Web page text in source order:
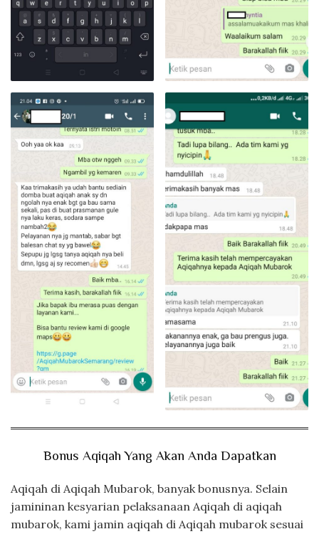
Bonus Aqiqah Yang Akan Anda Dapatkan
Aqiqah di Aqiqah Mubarok, banyak bonusnya. Selain
jamininan kesyarian pelaksanaan Aqiqah di aqiqah
mubarok, kami jamin aqiqah di Aqiqah mubarok sesuai